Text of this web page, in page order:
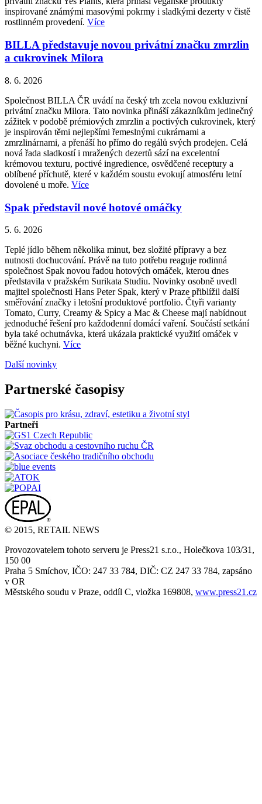
inspirované známými masovými pokrmy i sladkými dezerty v čistě
rostlinném provedení. Více
BILLA představuje novou privátní značku zmrzlin
a cukrovinek Milora
8. 6. 2026
Společnost BILLA ČR uvádí na český trh zcela novou exkluzivní
privátní značku Milora. Tato novinka přináší zákazníkům jedinečný
zážitek v podobě prémiových zmrzlin a poctivých cukrovinek, který
je inspirován těmi nejlepšími řemeslnými cukrárnami a
zmrzlinárnami, a přenáší ho přímo do regálů svých prodejen. Celá
nová řada sladkostí i mražených dezertů sází na excelentní
krémovou texturu, poctivé ingredience, osvědčené receptury a
oblíbené příchutě, které v každém soustu evokují atmosféru letní
dovolené u moře. Více
Spak představil nové hotové omáčky
5. 6. 2026
Teplé jídlo během několika minut, bez složité přípravy a bez
nutnosti dochucování. Právě na tuto potřebu reaguje rodinná
společnost Spak novou řadou hotových omáček, kterou dnes
představila v pražském Surikata Studiu. Novinky osobně uvedl
majitel společnosti Hans Peter Spak, který v Praze přiblížil další
směřování značky i letošní produktové portfolio. Čtyři varianty
Tomato, Curry, Creamy & Spicy a Mac & Cheese mají nabídnout
jednoduché řešení pro každodenní domácí vaření. Součástí setkání
byla také ochutnávka, která ukázala praktické využití omáček v
běžné kuchyni. Více
Další novinky
Partnerské časopisy
Partneři
© 2015, RETAIL NEWS
Provozovatelem tohoto serveru je Press21 s.r.o., Holečkova 103/31,
150 00
Praha 5 Smíchov, IČO: 247 33 784, DIČ: CZ 247 33 784, zapsáno
v OR
Městského soudu v Praze, oddíl C, vložka 169808, www.press21.cz